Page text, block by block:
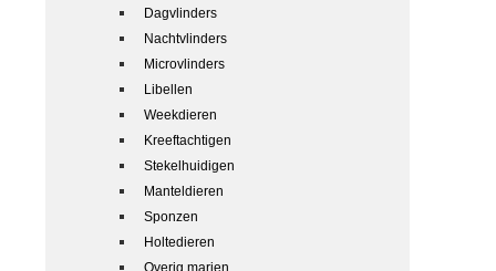
Dagvlinders
Nachtvlinders
Microvlinders
Libellen
Weekdieren
Kreeftachtigen
Stekelhuidigen
Manteldieren
Sponzen
Holtedieren
Overig marien